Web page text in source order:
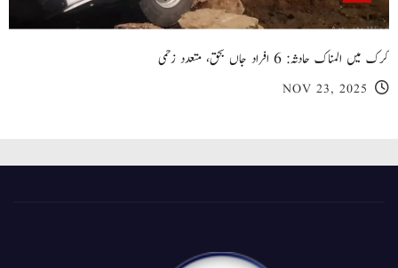
کرک میں المناک حادثہ: 6 افراد جاں بحق، متعدد زخمی
NOV 23, 2025